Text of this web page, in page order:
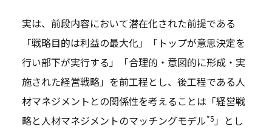
実は、前段内容において潜在化された前提である
「戦略目的は利益の最大化」「トップが意思決定を
行い部下が実行する」「合理的・意図的に形成・実
施された経営戦略」を前工程とし、後工程である人
材マネジメントとの関係性を考えることは「経営戦
略と人材マネジメントのマッチングモデル*5」とし